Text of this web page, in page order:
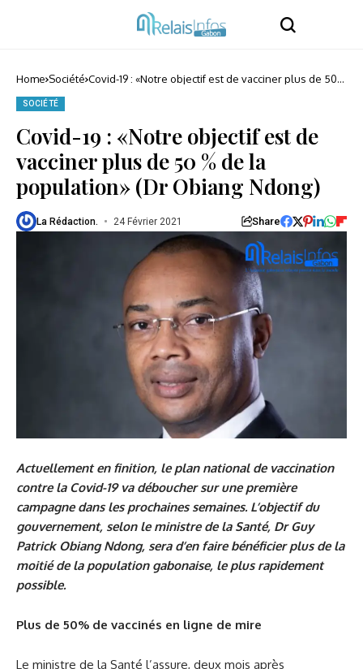
Home Société Covid-19 : «Notre objectif est de vacciner plus de 50
SOCIÉTÉ
Covid-19 : «Notre objectif est de
vacciner plus de 50 % de la
population» (Dr Obiang Ndong)
La Rédaction. 24 Février 2021 Share
Actuellement en finition, le plan national de vaccination
contre la Covid-19 va déboucher sur une première
campagne dans les prochaines semaines. L’objectif du
gouvernement, selon le ministre de la Santé, Dr Guy
Patrick Obiang Ndong, sera d’en faire bénéficier plus de la
moitié de la population gabonaise, le plus rapidement
possible.
Plus de 50% de vaccinés en ligne de mire
Le ministre de la Santé l’assure, deux mois après